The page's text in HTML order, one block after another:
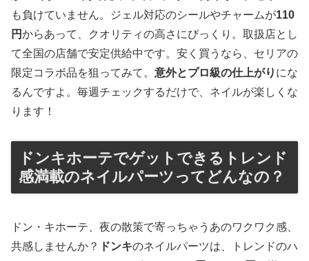
も負けていません。ジェル対応のシールやチャームが110
円からあって、クオリティの高さにびっくり。取扱店とし
て全国の店舗で安定供給中です。安く買うなら、セリアの
限定コラボ品を狙ってみて。 意外とプロ級の仕上がり にな
るんですよ。毎週チェックするだけで、ネイルが楽しくな
ります！
ドンキホーテでゲットできるトレンド
感満載のネイルパーツってどんなの？
ドン・キホーテ、夜の散策で寄っちゃうあのワクワク感、
共感しませんか？
ドンキのネイルパーツは、トレンドのハ